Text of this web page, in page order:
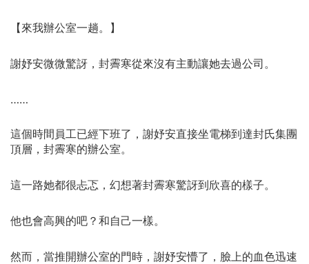
【來我辦公室一趟。】
謝妤安微微驚訝，封霽寒從來沒有主動讓她去過公司。
……
這個時間員工已經下班了，謝妤安直接坐電梯到達封氏集團
頂層，封霽寒的辦公室。
這一路她都很忐忑，幻想著封霽寒驚訝到欣喜的樣子。
他也會高興的吧？和自己一樣。
然而，當推開辦公室的門時，謝妤安懵了，臉上的血色迅速